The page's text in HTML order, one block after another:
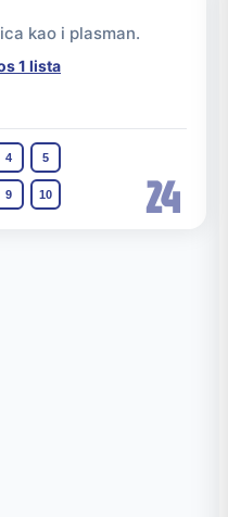
24
kao i plasman.
1 lista
4 5
9 10